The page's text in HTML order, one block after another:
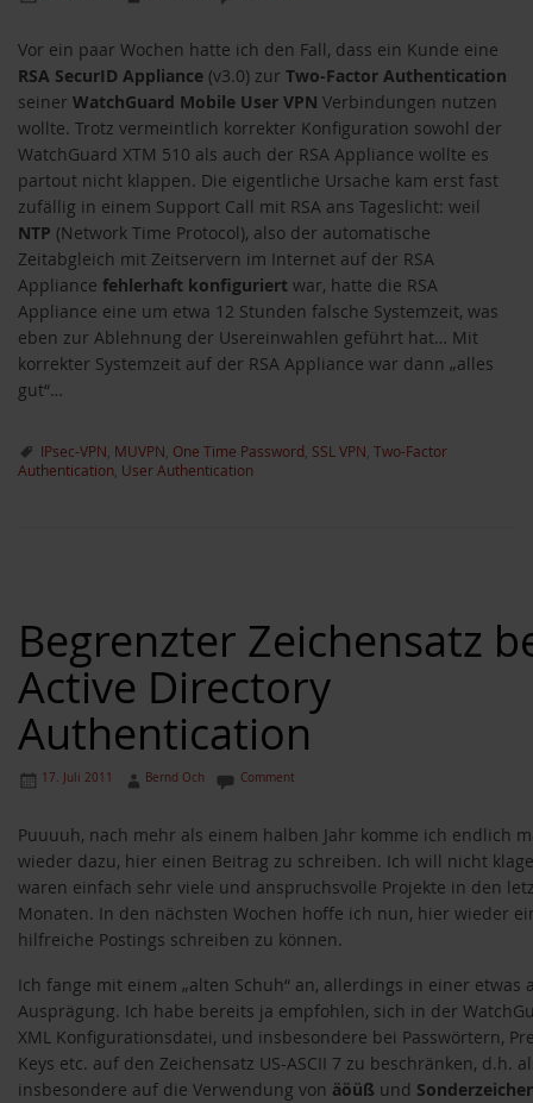
Vor ein paar Wochen hatte ich den Fall, dass ein Kunde eine
RSA SecurID Appliance (v3.0) zur Two-Factor Authentication
seiner WatchGuard Mobile User VPN Verbindungen nutzen
wollte. Trotz vermeintlich korrekter Konfiguration sowohl der
WatchGuard XTM 510 als auch der RSA Appliance wollte es
partout nicht klappen. Die eigentliche Ursache kam erst fast
zufällig in einem Support Call mit RSA ans Tageslicht: weil
NTP (Network Time Protocol), also der automatische
Zeitabgleich mit Zeitservern im Internet auf der RSA
Appliance fehlerhaft konfiguriert war, hatte die RSA
Appliance eine um etwa 12 Stunden falsche Systemzeit, was
eben zur Ablehnung der Usereinwahlen geführt hat… Mit
korrekter Systemzeit auf der RSA Appliance war dann „alles
gut“…
IPsec-VPN, MUVPN, One Time Password, SSL VPN, Two-Factor
Authentication, User Authentication
Begrenzter Zeichensatz
Active Directory
Authentication
17. Juli 2011 Bernd Och Comment
Puuuuh, nach mehr als einem halben Jahr komme ich endlich
wieder dazu, hier einen Beitrag zu schreiben. Ich will nicht
waren einfach sehr viele und anspruchsvolle Projekte in den
Monaten. In den nächsten Wochen hoffe ich nun, hier wieder
hilfreiche Postings schreiben zu können.
Ich fange mit einem „alten Schuh“ an, allerdings in einer etwas
Ausprägung. Ich habe bereits ja empfohlen, sich in der
XML Konfigurationsdatei, und insbesondere bei Passwörtern,
Keys etc. auf den Zeichensatz US-ASCII 7 zu beschränken, d.h.
insbesondere auf die Verwendung von äöüß und